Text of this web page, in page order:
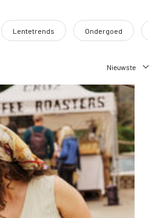
Lentetrends Ondergoed
Nieuwste